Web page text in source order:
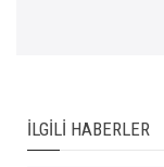
İLGILI HABERLER